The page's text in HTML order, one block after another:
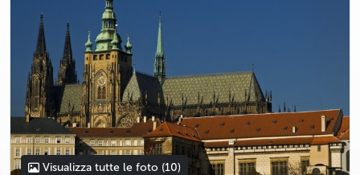
Visualizza tutte le foto (10)